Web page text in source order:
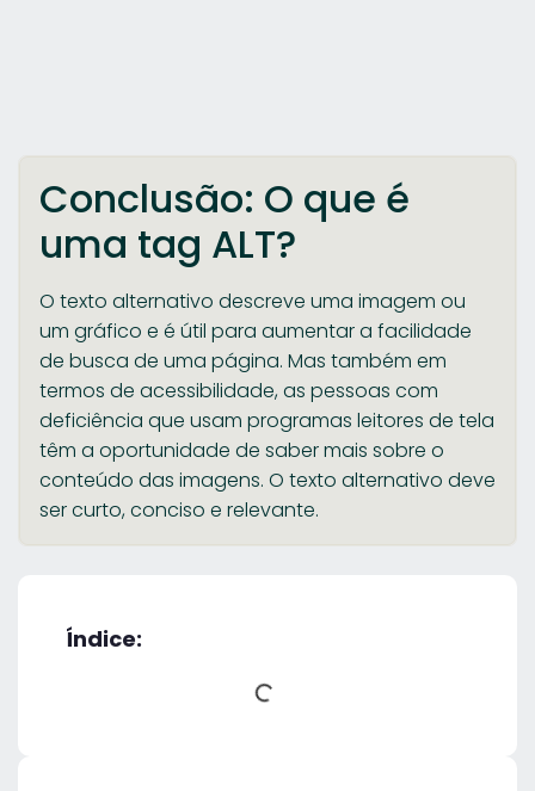
Conclusão: O que é
uma tag ALT?
O texto alternativo descreve uma imagem ou
um gráfico e é útil para aumentar a facilidade
de busca de uma página. Mas também em
termos de acessibilidade, as pessoas com
deficiência que usam programas leitores de tela
têm a oportunidade de saber mais sobre o
conteúdo das imagens. O texto alternativo deve
ser curto, conciso e relevante.
Índice: